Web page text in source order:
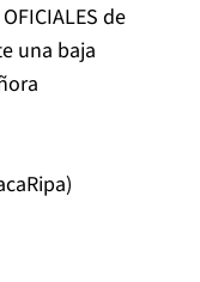
de
una baja